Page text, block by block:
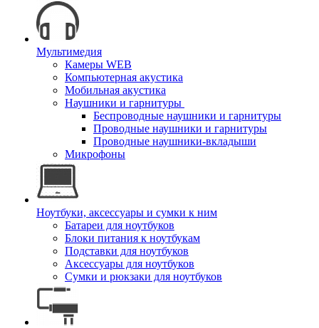
Мультимедия
Камеры WEB
Компьютерная акустика
Мобильная акустика
Наушники и гарнитуры
Беспроводные наушники и гарнитуры
Проводные наушники и гарнитуры
Проводные наушники-вкладыши
Микрофоны
Ноутбуки, аксессуары и сумки к ним
Батареи для ноутбуков
Блоки питания к ноутбукам
Подставки для ноутбуков
Аксессуары для ноутбуков
Сумки и рюкзаки для ноутбуков